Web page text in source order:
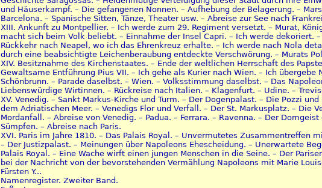
und Häuserkampf. – Die gefangenen Nonnen. – Aufhebung der Belagerung. –
Barcelona. – Spanische Sitten, Tänze, Theater usw. – Abreise zur See nach
XIII. Ankunft zu Montpellier. – Ich werde zum 29. Regiment versetzt. – Murat,
macht sich beim Volk beliebt. – Einnahme der Insel Capri. – Ich werde dekoriert.
Rückkehr nach Neapel, wo ich das Ehrenkreuz erhalte. – Ich werde nach Nola
durch eine beabsichtigte Leichenberaubung entdeckte Verschwörung. – Murats
XIV. Besitznahme des Kirchenstaates. – Ende der weltlichen Herrschaft des
Gewaltsame Entführung Pius VII. – Ich gehe als Kurier nach Wien. – Ich
Schönbrunn. – Parade daselbst. – Wien. – Volksstimmung daselbst. – Das
Liebenswürdige Wirtinnen. – Rückreise nach Italien. – Klagenfurt. – Udine. –
XV. Venedig. – Sankt Markus-Kirche und Turm. – Der Dogenpalast. – Die Pozzi
dem Adriatischen Meer. – Venedigs Flor und Verfall. – Der St. Markusplatz. – Die
Mordanfall. – Abreise von Venedig. – Padua. – Ferrara. – Ravenna. – Der
Sümpfen. – Abreise nach Paris.
XVI. Paris im Jahre 1810. – Das Palais Royal. – Unvermutetes Zusammentreffen
– Der Justizpalast. – Meinungen über Napoleons Ehescheidung. – Unerwartete
Palais Royal. – Eine Wache wirft einen jungen Menschen in die Seine. – Der
bei der Nachricht von der bevorstehenden Vermählung Napoleons mit Marie
Fürsten Y...
Namenregister. Zweiter Band.